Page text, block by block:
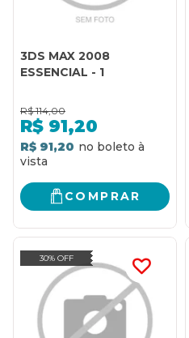
3DS MAX 2008
ESSENCIAL - 1
R$ 114,00
R$ 91,20
R$ 91,20
COMPRAR
30% OFF